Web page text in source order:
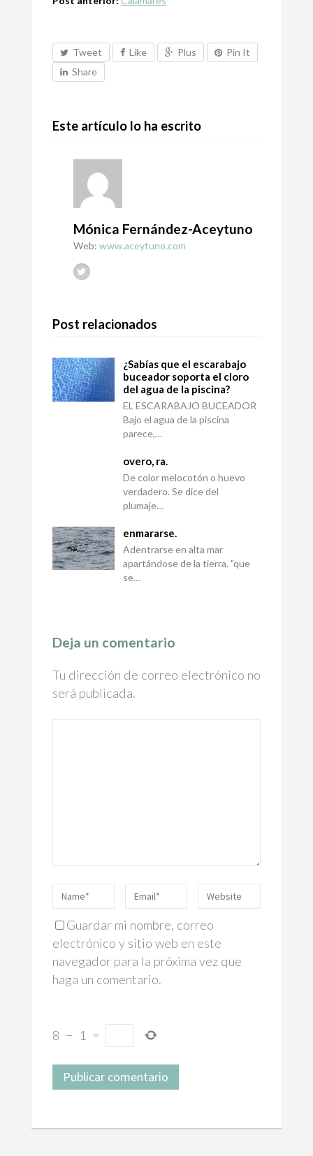
Tweet Like Plus
Pin It
Share
Este artículo lo ha escrito
Mónica Fernández-Aceytuno
Web: www.aceytuno.com
Post relacionados
¿Sabías que el escarabajo
buceador soporta el cloro
del agua de la piscina?
EL ESCARABAJO BUCEADOR
Bajo el agua de la piscina
parece,…
overo, ra.
De color melocotón o huevo
verdadero. Se dice del
plumaje…
enmararse.
Adentrarse en alta mar
apartándose de la tierra. "que
se…
Deja un comentario
Tu dirección de correo electrónico no
será publicada.
Guardar mi nombre, correo
electrónico y sitio web en este
navegador para la próxima vez que
haga un comentario.
8 − 1 =